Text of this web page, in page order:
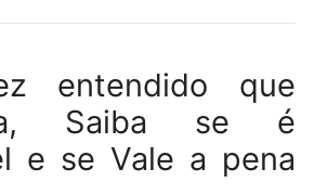
entendido que
Saiba se é
e se Vale a pena